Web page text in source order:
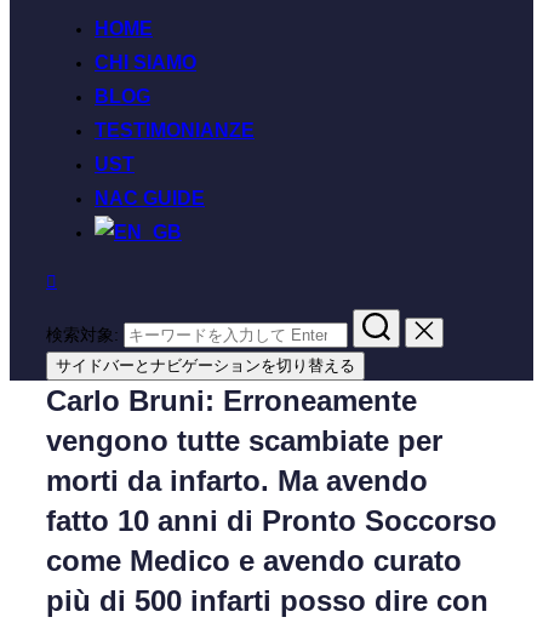
HOME
CHI SIAMO
BLOG
TESTIMONIANZE
UST
NAC GUIDE
検索対象:
サイドバーとナビゲーションを切り替える
Carlo Bruni: Erroneamente
vengono tutte scambiate per
morti da infarto. Ma avendo
fatto 10 anni di Pronto Soccorso
come Medico e avendo curato
più di 500 infarti posso dire con